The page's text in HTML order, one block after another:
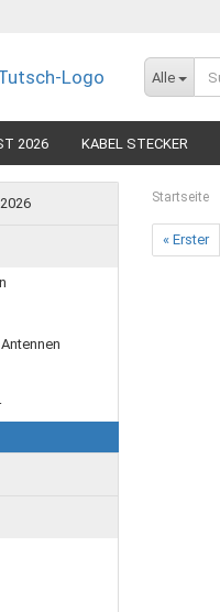
Alle
2026 KABEL STECKER
Startseite
« Erster